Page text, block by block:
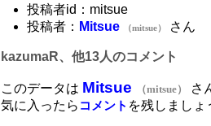
投稿者id：mitsue
投稿者： Mitsue （mitsue） さん
kazumaR、他13人のコメント
このデータは Mitsue （mitsue）
さ
気に入ったら コメント を残しましょ